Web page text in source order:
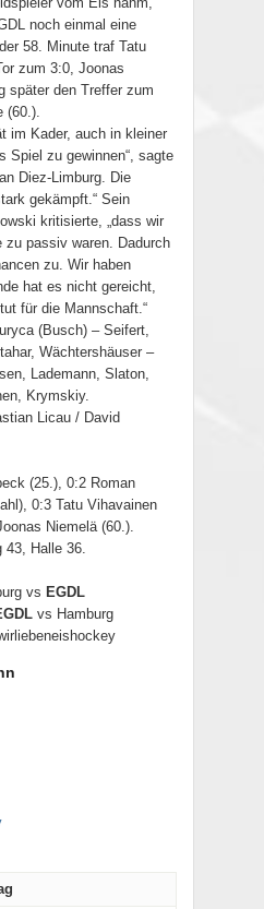
noch einmal eine
58. Minute traf Tatu
zum 3:0, Joonas
später den Treffer zum
(60.).
im Kader, auch in kleiner
Spiel zu gewinnen“, sagte
Diez-Limburg. Die
gekämpft.“ Sein
kritisierte, „dass wir
zu passiv waren. Dadurch
zu. Wir haben
hat es nicht gereicht,
für die Mannschaft.“
(Busch) – Seifert,
Wächtershäuser –
Lademann, Slaton,
Krymskiy.
Licau / David
(25.), 0:2 Roman
0:3 Tatu Vihavainen
Niemelä (60.).
43, Halle 36.
vs EGDL
vs Hamburg